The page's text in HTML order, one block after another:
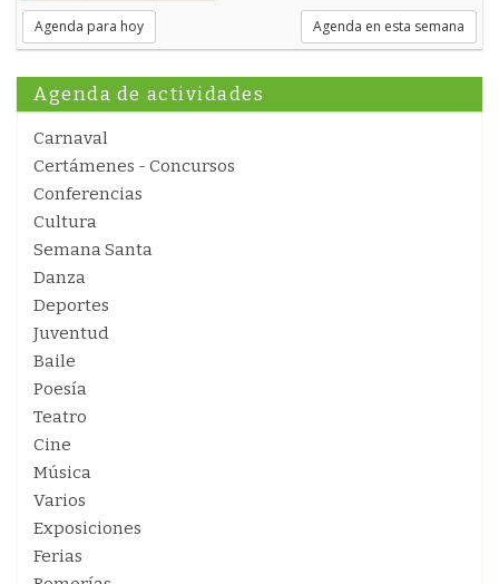
Agenda para hoy Agenda en esta semana
Agenda de actividades
Carnaval
Certámenes - Concursos
Conferencias
Cultura
Semana Santa
Danza
Deportes
Juventud
Baile
Poesía
Teatro
Cine
Música
Varios
Exposiciones
Ferias